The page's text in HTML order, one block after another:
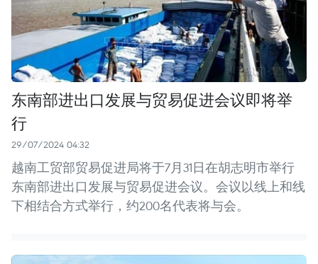
东南部进出口发展与贸易促进会议即将举
行
29/07/2024 04:32
越南工贸部贸易促进局将于7月31日在胡志明市举行
东南部进出口发展与贸易促进会议。会议以线上和线
下相结合方式举行，约200名代表将与会。